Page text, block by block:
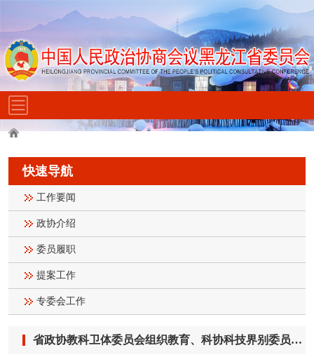
快速导航
工作要闻
政协介绍
委员履职
提案工作
专委会工作
省政协教科卫体委员会组织教育、科协科技界别委员开展联合界别活动